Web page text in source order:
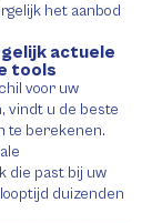
het aanbod
actuele
tools
voor uw
vindt u de beste
te berekenen.
die past bij uw
duizenden